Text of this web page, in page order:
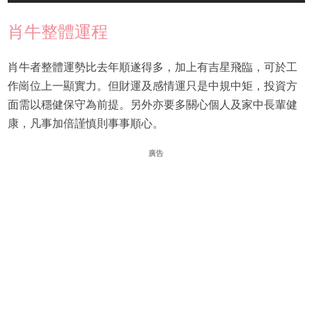
肖牛整體運程
肖牛者整體運勢比去年順遂得多，加上有吉星飛臨，可於工
作崗位上一顯實力。但財運及感情運只是中規中矩，投資方
面需以穩健保守為前提。另外亦要多關心個人及家中長輩健
康，凡事加倍謹慎則事事順心。
廣告